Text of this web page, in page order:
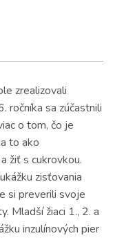
zrealizovali
ročníka sa zúčastnili
o tom, čo je
to ako
žiť s cukrovkou.
zisťovania
si preverili svoje
Mladší žiaci 1., 2. a
inzulínových pier